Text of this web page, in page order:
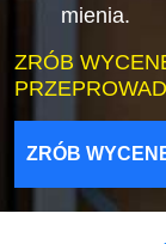
mienia.
ZRÓB
ZRÓB